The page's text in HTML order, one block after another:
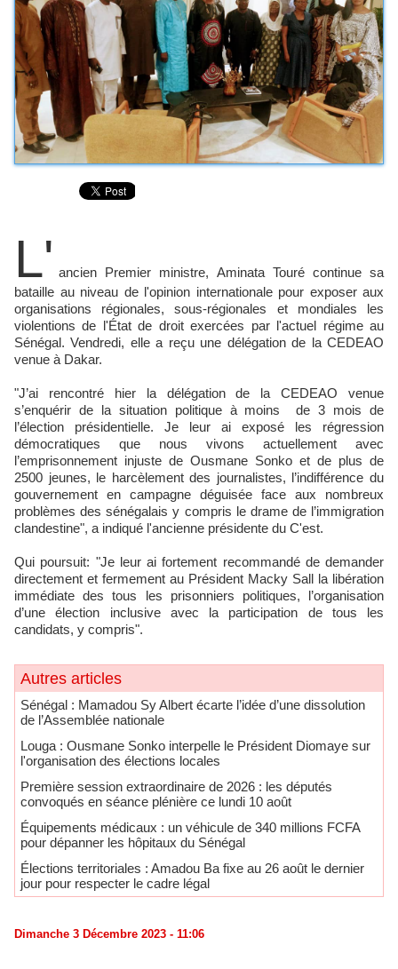
L' ancien Premier ministre, Aminata Touré continue sa
bataille au niveau de l'opinion internationale pour exposer aux
organisations régionales, sous-régionales et mondiales les
violentions de l'État de droit exercées par l'actuel régime au
Sénégal. Vendredi, elle a reçu une délégation de la CEDEAO
venue à Dakar.
"J’ai rencontré hier la délégation de la CEDEAO venue
s’enquérir de la situation politique à moins de 3 mois de
l’élection présidentielle. Je leur ai exposé les régression
démocratiques que nous vivons actuellement avec
l’emprisonnement injuste de Ousmane Sonko et de plus de
2500 jeunes, le harcèlement des journalistes, l’indifférence du
gouvernement en campagne déguisée face aux nombreux
problèmes des sénégalais y compris le drame de l’immigration
clandestine", a indiqué l'ancienne présidente du C'est.
Qui poursuit: "Je leur ai fortement recommandé de demander
directement et fermement au Président Macky Sall la libération
immédiate des tous les prisonniers politiques, l’organisation
d’une élection inclusive avec la participation de tous les
candidats, y compris".
Autres articles
Sénégal : Mamadou Sy Albert écarte l’idée d’une dissolution
de l’Assemblée nationale
Louga : Ousmane Sonko interpelle le Président Diomaye sur
l'organisation des élections locales
Première session extraordinaire de 2026 : les députés
convoqués en séance plénière ce lundi 10 août
Équipements médicaux : un véhicule de 340 millions FCFA
pour dépanner les hôpitaux du Sénégal
Élections territoriales : Amadou Ba fixe au 26 août le dernier
jour pour respecter le cadre légal
Dimanche 3 Décembre 2023 - 11:06